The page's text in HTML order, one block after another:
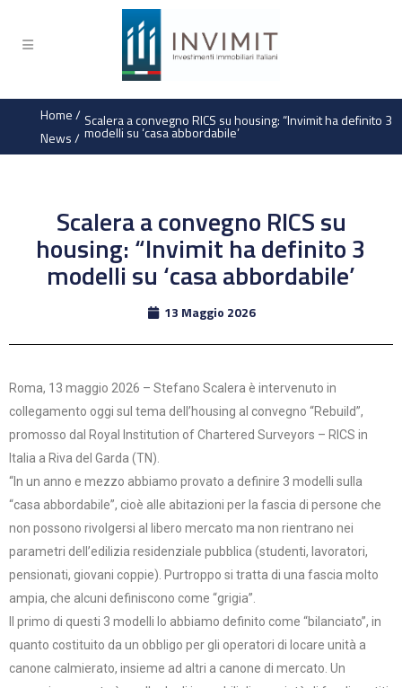
Home/
News/
Scalera a convegno RICS su housing: “Invimit ha definito 3
modelli su ‘casa abbordabile’
Scalera a convegno RICS su
housing: “Invimit ha definito 3
modelli su ‘casa abbordabile’
13 Maggio 2026
Roma, 13 maggio 2026 – Stefano Scalera è intervenuto in
collegamento oggi sul tema dell’housing al convegno “Rebuild”,
promosso dal Royal Institution of Chartered Surveyors – RICS in
Italia a Riva del Garda (TN).
“In un anno e mezzo abbiamo provato a definire 3 modelli sulla
“casa abbordabile”, cioè alle abitazioni per la fascia di persone che
non possono rivolgersi al libero mercato ma non rientrano nei
parametri dell’edilizia residenziale pubblica (studenti, lavoratori,
pensionati, giovani coppie). Purtroppo si tratta di una fascia molto
ampia, che alcuni definiscono come “grigia”.
Il primo di questi 3 modelli lo abbiamo definito come “bilanciato”, in
quanto costituito da un obbligo per gli operatori di locare unità a
canone calmierato, insieme ad altri a canone di mercato. Un